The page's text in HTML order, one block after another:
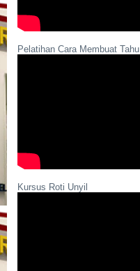
Pelatihan Cara Membuat Tahu
Kursus Roti Unyil